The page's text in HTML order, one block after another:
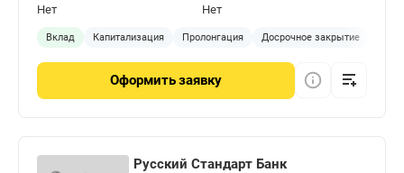
Нет
Нет
Вклад Капитализация Пролонгация Досрочное закрытие
Оформитьзаявку
Русский Стандарт Банк